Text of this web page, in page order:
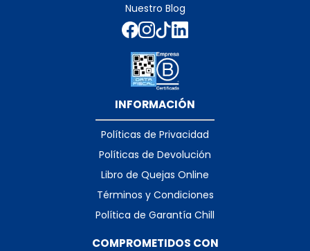
Nuestro Blog
INFORMACIÓN
Políticas de Privacidad
Políticas de Devolución
Libro de Quejas Online
Términos y Condiciones
Política de Garantía Chill
COMPROMETIDOS CON